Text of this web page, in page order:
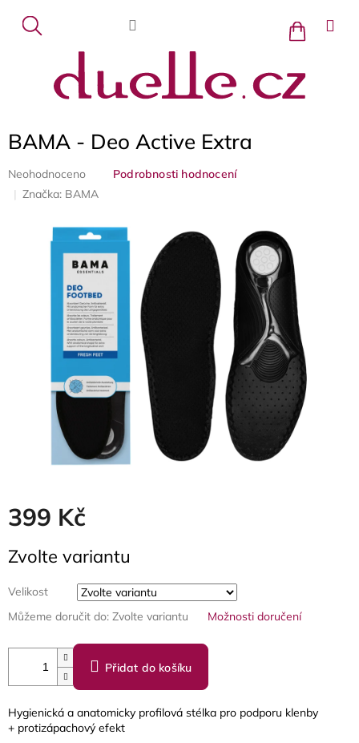
obsah
Nákupní
košík
BAMA - Deo Active Extra
Průměrné
produktu
Neohodnoceno
Podrobnosti hodnocení
Značka: BAMA
399 Kč
cena:
Zvolte variantu
Velikost
Můžeme doručit do: Zvolte variantu Možnosti doručení
Přidat do košíku
Hygienická a anatomicky profilová stélka pro podporu klenby
+ protizápachový efekt